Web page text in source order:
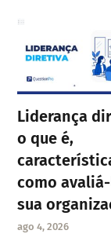
Liderança
o que é,
como
sua
ago 4, 2026